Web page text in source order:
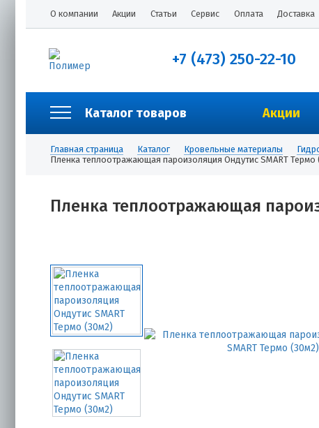
О компании Акции Статьи Сервис Оплата Доставка
+7 (473) 250-22-10
Каталог товаров Акции
Главная страница Каталог Кровельные материалы
Пленка теплоотражающая пароизоляция Ондутис SMART Термо
Пленка теплоотражающая